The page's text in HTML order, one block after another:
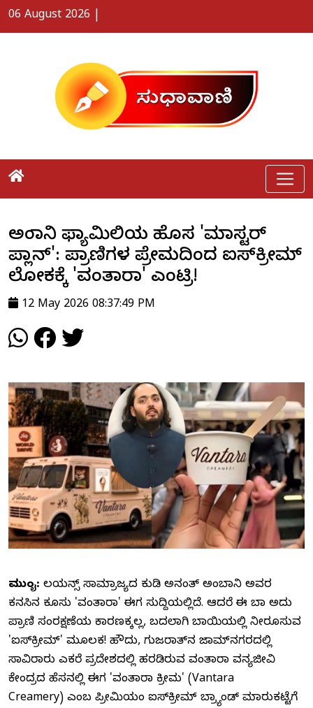
06 August 2026
ಅಂಬಾನಿ ಫ್ಯಾಮಿಲಿಯ ಹೊಸ 'ಮಾಸ್ಟರ್
ಪ್ಲಾನ್': ಪ್ರಾಣಿಗಳ ಪ್ರೇಮದಿಂದ ಐಸ್‌ಕ್ರೀಮ್
ಲೋಕಕ್ಕೆ 'ವಂತಾರಾ' ಎಂಟ್ರಿ!
12 May 2026 08:37:49 PM
ಮುಂಬೈ: ರಿಲಯನ್ಸ್ ಸಾಮ್ರಾಜ್ಯದ ಕುಡಿ ಅನಂತ್ ಅಂಬಾನಿ ಅವರ
ಕನಸಿನ ಕೂಸು 'ವಂತಾರಾ' ಈಗ ಸುದ್ದಿಯಲ್ಲಿದೆ. ಆದರೆ ಈ ಬಾರಿ ಅದು
ಪ್ರಾಣಿ ಸಂರಕ್ಷಣೆಯ ಕಾರಣಕ್ಕಲ್ಲ, ಬದಲಾಗಿ ಬಾಯಿಯಲ್ಲಿ ನೀರೂರಿಸುವ
'ಐಸ್‌ಕ್ರೀಮ್' ಮೂಲಕ! ಹೌದು, ಗುಜರಾತ್‌ನ ಜಾಮ್‌ನಗರದಲ್ಲಿ
ಸಾವಿರಾರು ಎಕರೆ ಪ್ರದೇಶದಲ್ಲಿ ಹರಡಿರುವ ವಂತಾರಾ ವನ್ಯಜೀವಿ
ಕೇಂದ್ರದ ಹೆಸರಿನಲ್ಲಿ ಈಗ 'ವಂತಾರಾ ಕ್ರೀಮರಿ' (Vantara
Creamery) ಎಂಬ ಪ್ರೀಮಿಯಂ ಐಸ್‌ಕ್ರೀಮ್ ಬ್ರ್ಯಾಂಡ್ ಮಾರುಕಟ್ಟೆಗೆ